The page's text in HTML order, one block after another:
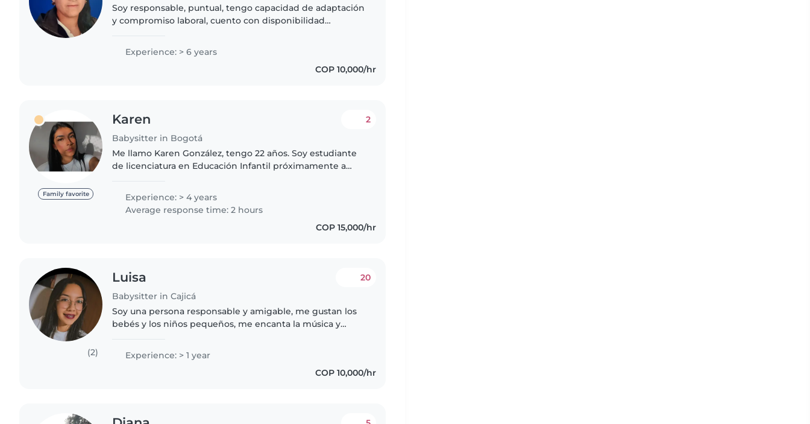
Soy responsable, puntual, tengo capacidad de adaptación
y compromiso laboral, cuento con disponibilidad
Experience: > 6 years
COP 10,000/hr
Family favorite
Karen
Babysitter in Bogotá
2
Me llamo Karen González, tengo 22 años. Soy estudiante
de licenciatura en Educación Infantil próximamente a
12 años.Tengo muchas..
Experience: > 4 years
Average response time: 2 hours
COP 15,000/hr
(2)
Luisa
Babysitter in Cajicá
20
Soy una persona responsable y amigable, me gustan los
bebés y los niños pequeños, me encanta la música y
Experience: > 1 year
COP 10,000/hr